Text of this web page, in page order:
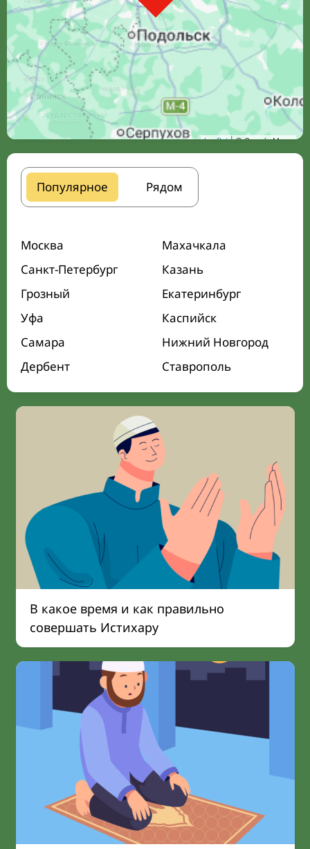
Leaflet| © Google Maps
Популярное Рядом
Москва
Махачкала
Санкт-Петербург
Казань
Грозный
Екатеринбург
Уфа
Каспийск
Самара
Нижний Новгород
Дербент
Ставрополь
В какое время и как правильно
совершать Истихару